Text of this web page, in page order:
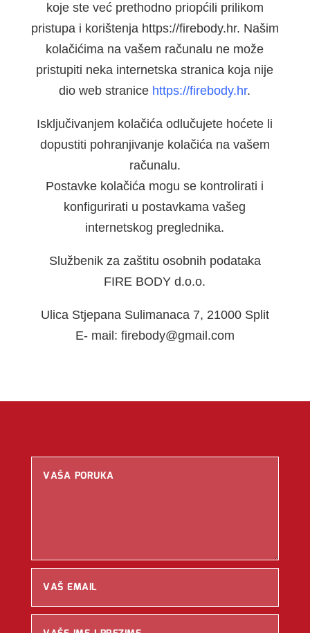
koje ste već prethodno priopćili prilikom
pristupa i korištenja https://firebody.hr. Našim
kolačićima na vašem računalu ne može
pristupiti neka internetska stranica koja nije
dio web stranice https://firebody.hr.
Isključivanjem kolačića odlučujete hoćete li
dopustiti pohranjivanje kolačića na vašem
računalu.
Postavke kolačića mogu se kontrolirati i
konfigurirati u postavkama vašeg
internetskog preglednika.
Službenik za zaštitu osobnih podataka
FIRE BODY d.o.o.
Ulica Stjepana Sulimanaca 7, 21000 Split
E- mail: firebody@gmail.com